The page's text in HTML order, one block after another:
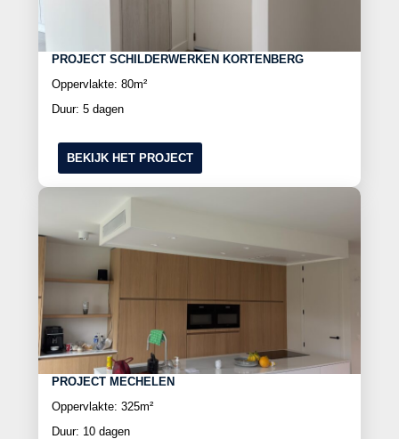
PROJECT SCHILDERWERKEN KORTENBERG
Oppervlakte: 80m²
Duur: 5 dagen
BEKIJK HET PROJECT
PROJECT MECHELEN
Oppervlakte: 325m²
Duur: 10 dagen